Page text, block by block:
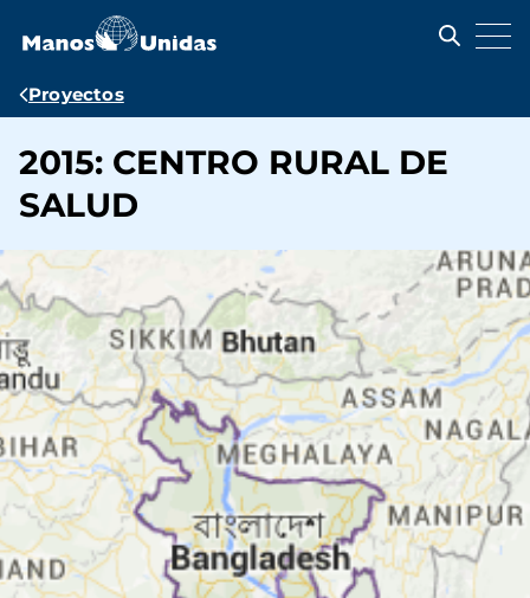
contenido
Ruta
navegación
Proyectos
2015: CENTRO RURAL DE
SALUD